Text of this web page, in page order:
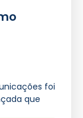
foi
que